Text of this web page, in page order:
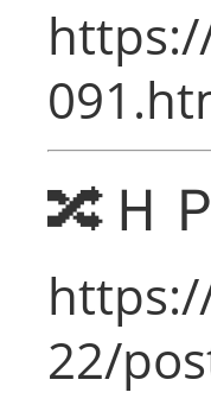
🔀Ｈ
22/